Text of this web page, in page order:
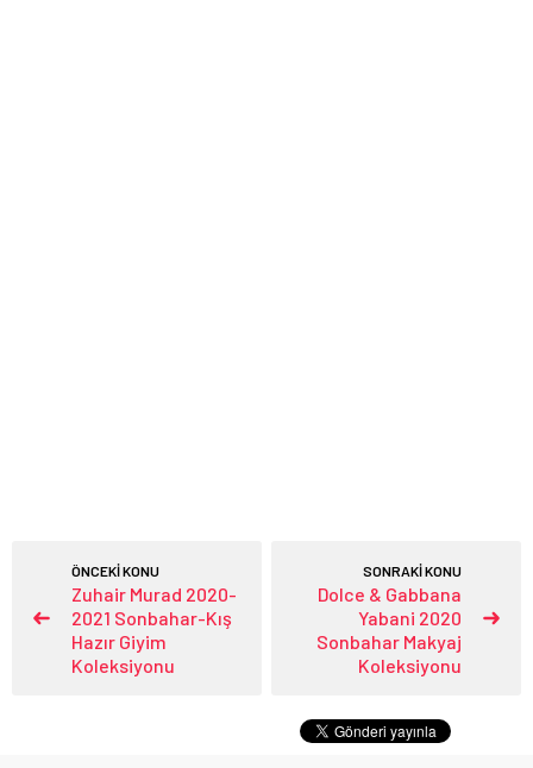
ÖNCEKİ KONU
Zuhair Murad 2020-
2021 Sonbahar-Kış
Hazır Giyim
Koleksiyonu
SONRAKİ KONU
Dolce & Gabbana
Yabani 2020
Sonbahar Makyaj
Koleksiyonu